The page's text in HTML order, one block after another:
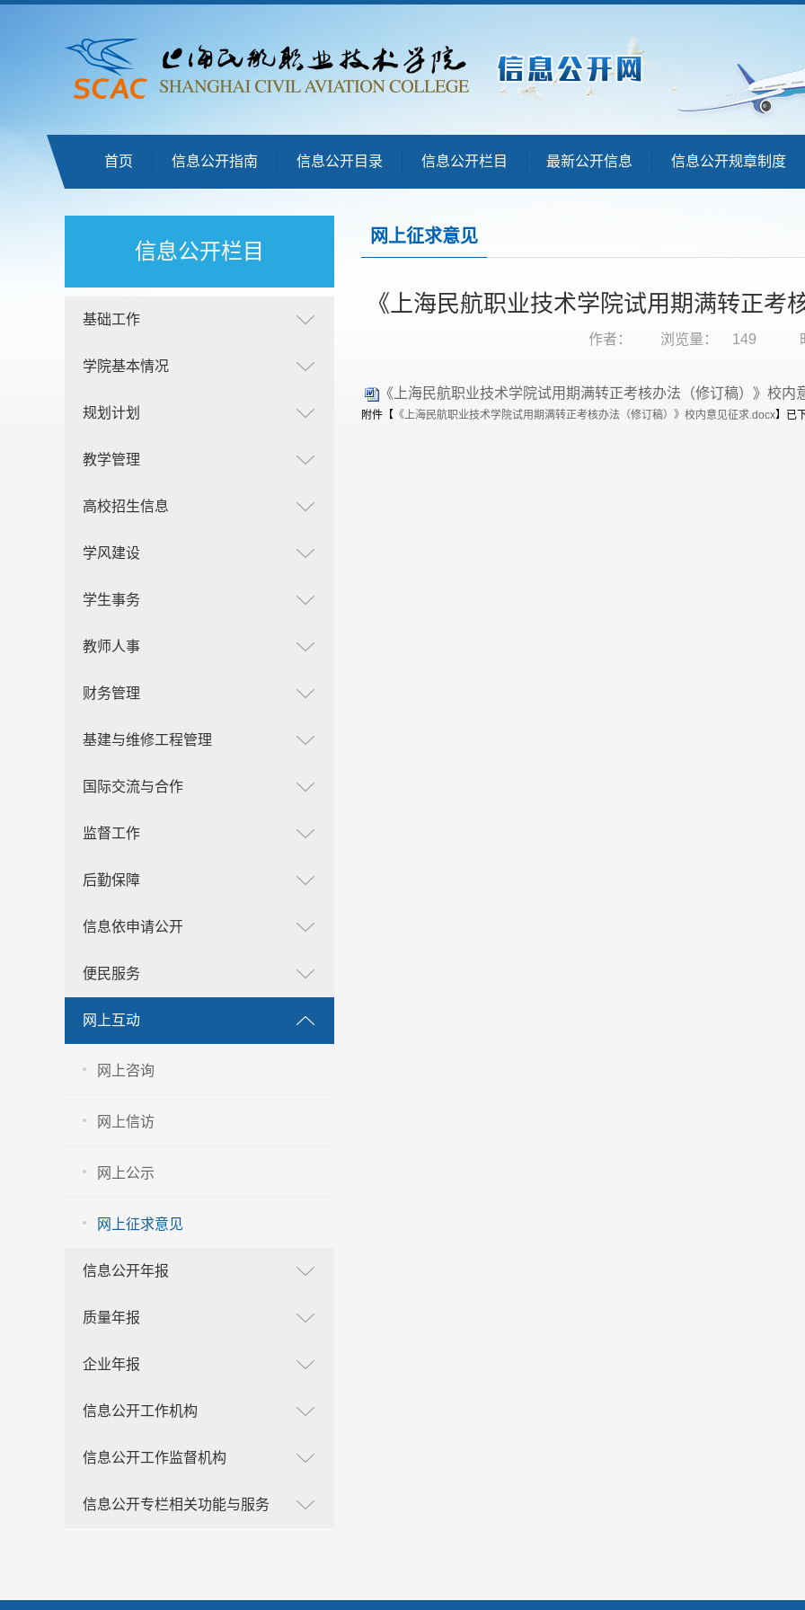
首页 信息公开指南 信息公开目录 信息公开栏目 最新公开信息 信息公开规章制度
信息公开栏目
基础工作
学院基本情况
规划计划
教学管理
高校招生信息
学风建设
学生事务
教师人事
财务管理
基建与维修工程管理
国际交流与合作
监督工作
后勤保障
信息依申请公开
便民服务
网上互动
网上咨询
网上信访
网上公示
网上征求意见
信息公开年报
质量年报
企业年报
信息公开工作机构
信息公开工作监督机构
信息公开专栏相关功能与服务
网上征求意见
《上海民航职业技术学院试用期满转正
作者： 浏览量： 149
《上海民航职业技术学院试用期满转正考核办法（修订稿）》校内
附件【 《上海民航职业技术学院试用期满转正考核办法（修订稿）》校内意见征求.docx】已